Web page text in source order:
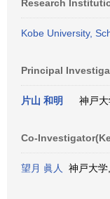
Research
Kobe University,
Principal
片山 和明 神戸
Co-
望月 眞人 神戸大